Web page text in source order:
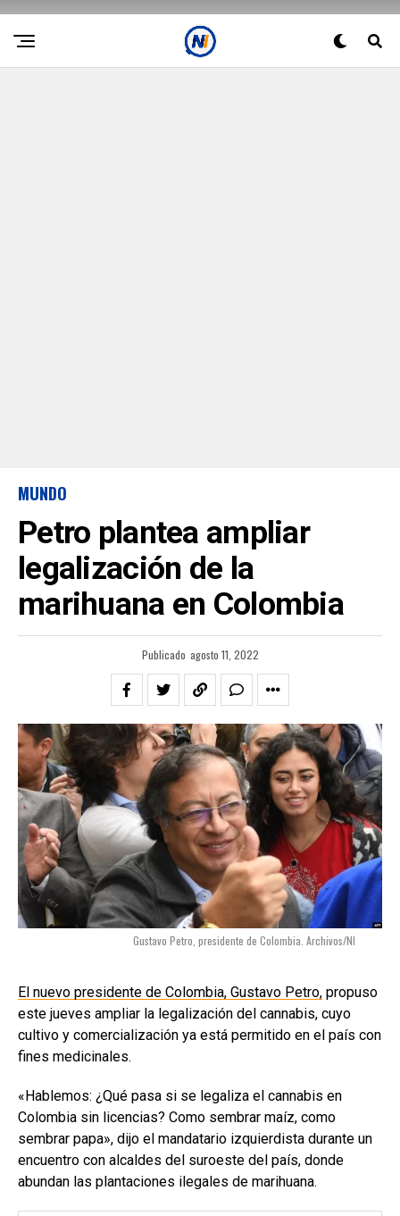
MUNDO
Petro plantea ampliar
legalización de la
marihuana en Colombia
Publicado agosto 11, 2022
Gustavo Petro, presidente de Colombia. Archivos/NI
El nuevo presidente de Colombia, Gustavo Petro, propuso
este jueves ampliar la legalización del cannabis, cuyo
cultivo y comercialización ya está permitido en el país con
fines medicinales.
«Hablemos: ¿Qué pasa si se legaliza el cannabis en
Colombia sin licencias? Como sembrar maíz, como
sembrar papa», dijo el mandatario izquierdista durante un
encuentro con alcaldes del suroeste del país, donde
abundan las plantaciones ilegales de marihuana.